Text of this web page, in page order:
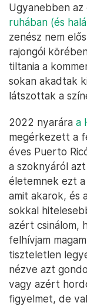
Ugyanebben az
ruhában (és
zenész nem
rajongói
tiltania a
sokan akadtak
látszottak a
2022 nyarára a
megérkezett a
éves Puerto
a szoknyáról azt
életemnek ezt
amit akarok, és
sokkal
azért csinálom,
felhívjam
tiszteletlen
nézve azt
vagy azért
figyelmet, de